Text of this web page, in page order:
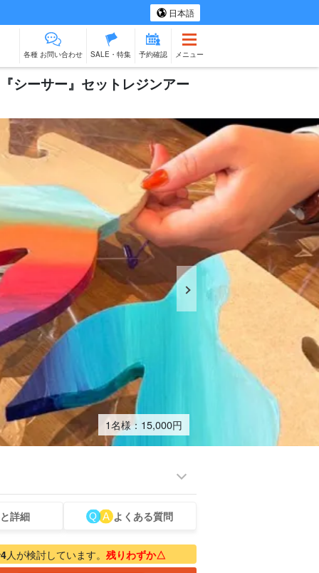
日本語
各種 お問い合わせ SALE・特集 予約確認 メニュー
シーサー』セットレジンアー
1名様： 15,000円
アー ものづくり体験
詳細 よくある質問
4人が検討しています。 残りわずか△